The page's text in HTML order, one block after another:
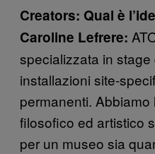
Creators: Qual è
Caroline Lefrere:
specializzata in
installazioni site-
permanenti.
filosofico ed artistico
per un museo sia